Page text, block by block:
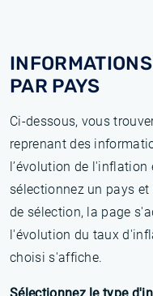
PAR PAYS
Ci-dessous, vous
reprenant des
l’évolution de l'inflation
sélectionnez un pays
de sélection, la page
l'évolution du taux
choisi s'affiche.